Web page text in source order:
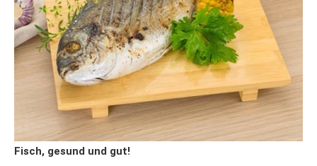
Fisch, gesund und gut!